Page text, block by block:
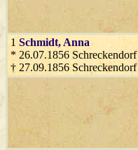
1 Schmidt, Anna
* 26.07.1856 Schreckendorf
† 27.09.1856 Schreckendorf